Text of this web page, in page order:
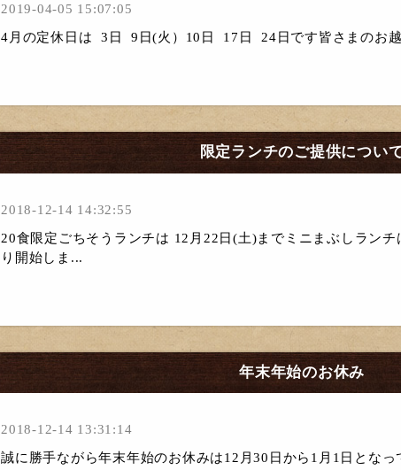
2019-04-05 15:07:05
4月の定休日は 3日 9日(火）10日 17日 24日です皆さまのお
限定ランチのご提供につい
2018-12-14 14:32:55
20食限定ごちそうランチは 12月22日(土)までミニまぶしラン
り開始しま...
年末年始のお休み
2018-12-14 13:31:14
誠に勝手ながら年末年始のお休みは12月30日から1月1日とな